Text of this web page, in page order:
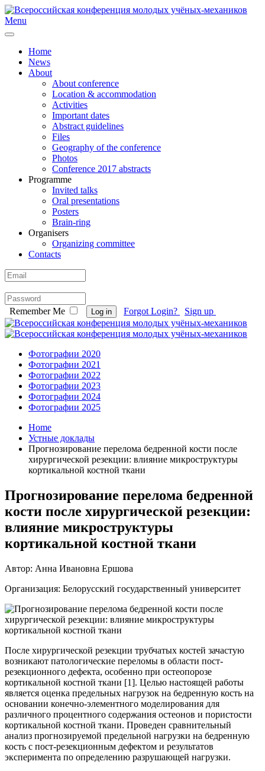
Menu
Home
News
About
About conference
Location & accommodation
Activities
Important dates
Abstract guidelines
Files
Geography of the conference
Photos
Conference 2017 abstracts
Programme
Invited talks
Oral presentations
Posters
Brain-ring
Organisers
Organizing committee
Contacts
Remember Me Log in Forgot Login? Sign up
Фотографии 2020
Фотографии 2021
Фотографии 2022
Фотографии 2023
Фотографии 2024
Фотографии 2025
Home
Устные доклады
Прогнозирование перелома бедренной кости после
хирургической резекции: влияние микроструктуры
кортикальной костной ткани
Прогнозирование перелома бедренной
кости после хирургической резекции:
влияние микроструктуры
кортикальной костной ткани
Автор: Анна Ивановна Ершова
Организация: Белорусский государственный университет
После хирургической резекции трубчатых костей зачастую
возникают патологические переломы в области пост-
резекционного дефекта, особенно при остеопорозе
кортикальной костной ткани [1]. Целью настоящей работы
является оценка предельных нагрузок на бедренную кость на
основании конечно-элементного моделирования для
различного процентного содержания остеонов и пористости
кортикальной костной ткани. Проведен сравнительный
анализ прогнозируемой предельной нагрузки на бедренную
кость с пост-резекционным дефектом и результатов
эксперимента по определению разрушающей нагрузки.